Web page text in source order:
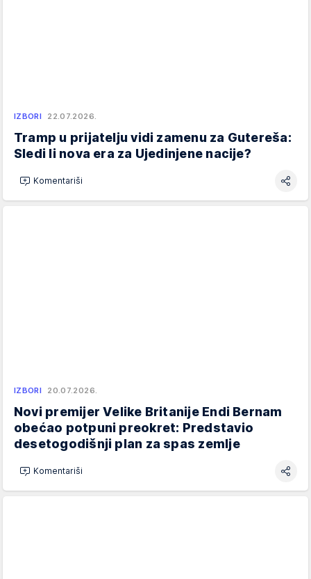
IZBORI 22.07.2026.
Tramp u prijatelju vidi zamenu za Gutereša:
Sledi li nova era za Ujedinjene nacije?
Komentariši
IZBORI 20.07.2026.
Novi premijer Velike Britanije Endi Bernam
obećao potpuni preokret: Predstavio
desetogodišnji plan za spas zemlje
Komentariši